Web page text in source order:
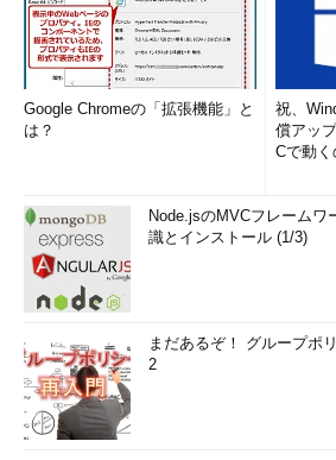
Google Chromeの「拡張機能」と
は？
祝、
償アッ
Cで動
Node.jsのMVCフレームワ
識とインストール (1/3)
まだあるぞ！ グループポ
2